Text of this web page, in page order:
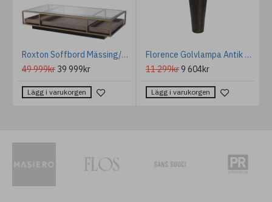
Roxton Soffbord Mässing/Glas 180 cm
49 999kr 39 999kr
Lägg i varukorgen
Florence Golvlampa Antik Brons 139cm
11 299kr9 604kr
Lägg i varukorgen